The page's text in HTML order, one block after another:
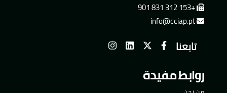
+153 312 831 901
info@cciap.pt
تابعنا
روابط مفيدة